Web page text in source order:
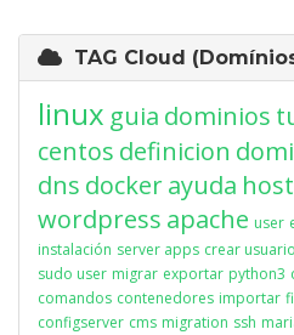
TAG Cloud
linux guia dominios
centos definicion
dns dockerayuda
wordpress apache user
instalación server apps crear usuario
sudo user migrar exportar python3
comandos contenedores importar
configserver cms migration ssh